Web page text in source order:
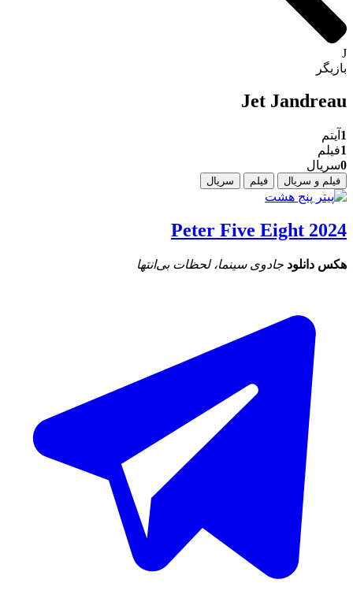
J
بازیگر
Jet Jandreau
1 آیتم
1فیلم
0سریال
فیلم و سریال فیلم سریال
Peter Five Eight 2024
هکس دانلود جادوی سینما، لحظات بی‌انتها